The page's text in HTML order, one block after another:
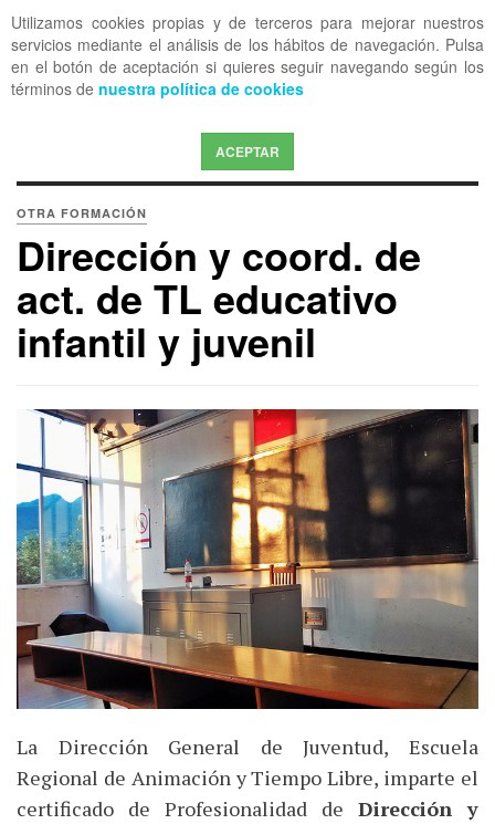
Utilizamos cookies propias y de terceros para mejorar nuestros
servicios mediante el análisis de los hábitos de navegación. Pulsa
en el botón de aceptación si quieres seguir navegando según los
términos de nuestra política de cookies
ACEPTAR
OFF CANVAS
OTRA FORMACIÓN
Dirección y coord. de
act. de TL educativo
infantil y juvenil
La Dirección General de Juventud, Escuela
Regional de Animación y Tiempo Libre, imparte el
certificado de Profesionalidad de Dirección y